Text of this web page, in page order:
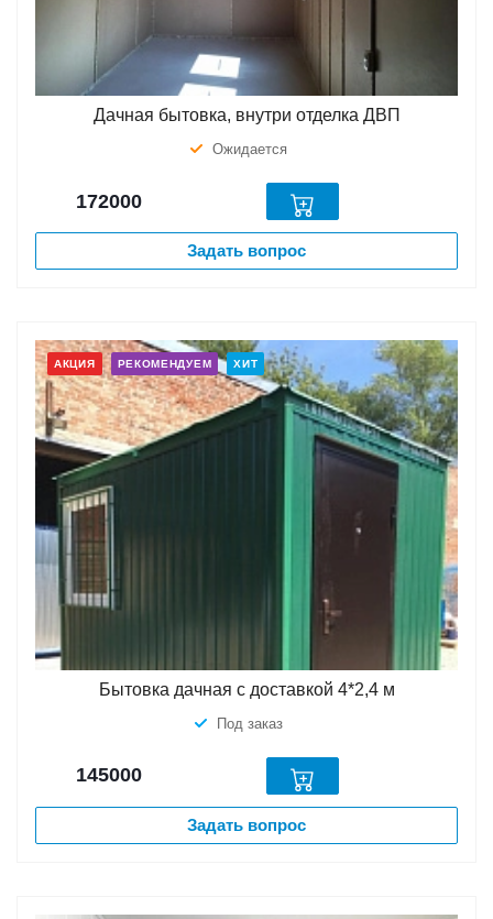
Дачная бытовка, внутри отделка ДВП
Ожидается
172000
Задать вопрос
АКЦИЯ РЕКОМЕНДУЕМ ХИТ
Бытовка дачная с доставкой 4*2,4 м
Под заказ
145000
Задать вопрос